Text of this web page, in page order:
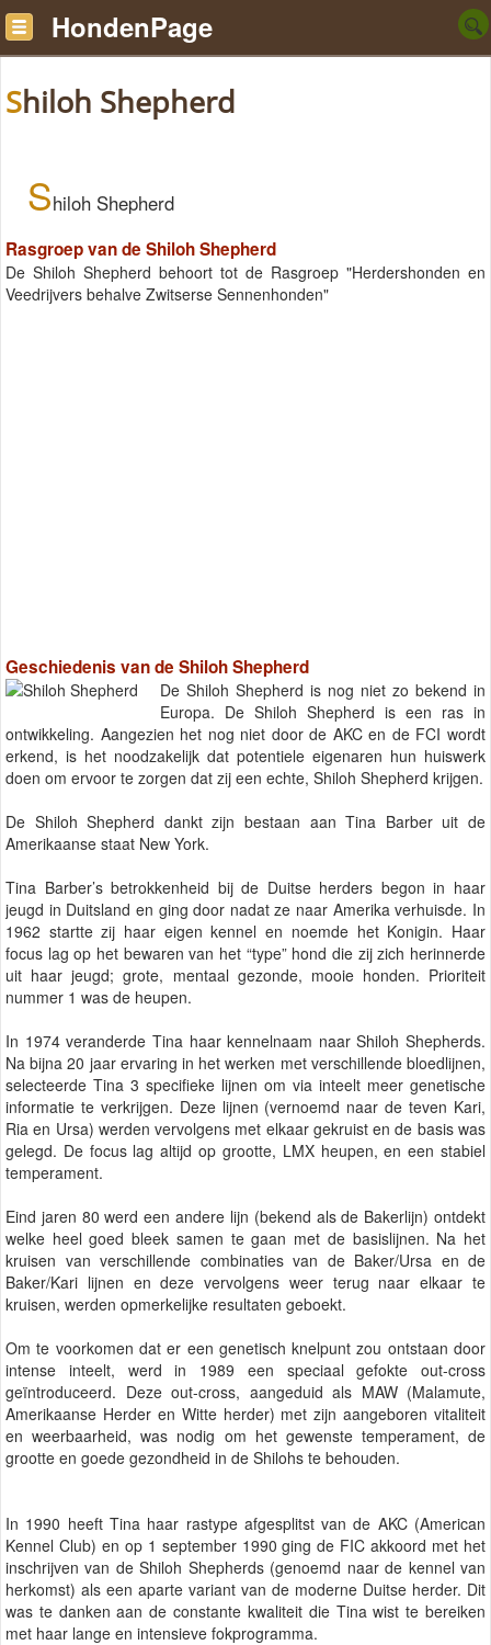
HondenPage
Shiloh Shepherd
Shiloh Shepherd
Rasgroep van de Shiloh Shepherd
De Shiloh Shepherd behoort tot de Rasgroep "Herdershonden en
Veedrijvers behalve Zwitserse Sennenhonden"
Geschiedenis van de Shiloh Shepherd
De Shiloh Shepherd is nog niet zo bekend in
Europa. De Shiloh Shepherd is een ras in
ontwikkeling. Aangezien het nog niet door de AKC en de FCI wordt
erkend, is het noodzakelijk dat potentiele eigenaren hun huiswerk
doen om ervoor te zorgen dat zij een echte, Shiloh Shepherd krijgen.
De Shiloh Shepherd dankt zijn bestaan aan Tina Barber uit de
Amerikaanse staat New York.
Tina Barber’s betrokkenheid bij de Duitse herders begon in haar
jeugd in Duitsland en ging door nadat ze naar Amerika verhuisde. In
1962 startte zij haar eigen kennel en noemde het Konigin. Haar
focus lag op het bewaren van het “type” hond die zij zich herinnerde
uit haar jeugd; grote, mentaal gezonde, mooie honden. Prioriteit
nummer 1 was de heupen.
In 1974 veranderde Tina haar kennelnaam naar Shiloh Shepherds.
Na bijna 20 jaar ervaring in het werken met verschillende bloedlijnen,
selecteerde Tina 3 specifieke lijnen om via inteelt meer genetische
informatie te verkrijgen. Deze lijnen (vernoemd naar de teven Kari,
Ria en Ursa) werden vervolgens met elkaar gekruist en de basis was
gelegd. De focus lag altijd op grootte, LMX heupen, en een stabiel
temperament.
Eind jaren 80 werd een andere lijn (bekend als de Bakerlijn) ontdekt
welke heel goed bleek samen te gaan met de basislijnen. Na het
kruisen van verschillende combinaties van de Baker/Ursa en de
Baker/Kari lijnen en deze vervolgens weer terug naar elkaar te
kruisen, werden opmerkelijke resultaten geboekt.
Om te voorkomen dat er een genetisch knelpunt zou ontstaan door
intense inteelt, werd in 1989 een speciaal gefokte out-cross
geïntroduceerd. Deze out-cross, aangeduid als MAW (Malamute,
Amerikaanse Herder en Witte herder) met zijn aangeboren vitaliteit
en weerbaarheid, was nodig om het gewenste temperament, de
grootte en goede gezondheid in de Shilohs te behouden.
In 1990 heeft Tina haar rastype afgesplitst van de AKC (American
Kennel Club) en op 1 september 1990 ging de FIC akkoord met het
inschrijven van de Shiloh Shepherds (genoemd naar de kennel van
herkomst) als een aparte variant van de moderne Duitse herder. Dit
was te danken aan de constante kwaliteit die Tina wist te bereiken
met haar lange en intensieve fokprogramma.